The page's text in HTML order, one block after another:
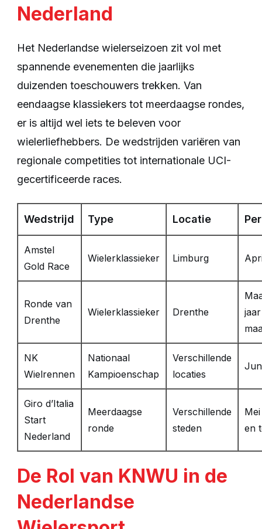
Nederland
Het Nederlandse wielerseizoen zit vol met
spannende evenementen die jaarlijks
duizenden toeschouwers trekken. Van
eendaagse klassiekers tot meerdaagse rondes,
er is altijd wel iets te beleven voor
wielerliefhebbers. De wedstrijden variëren van
regionale competities tot internationale UCI-
gecertificeerde races.
Wedstrijd Type Locatie
Amstel
Gold Race
Wielerklassieker Limburg
Ronde van
Drenthe
Wielerklassieker Drenthe
NK
Wielrennen
Nationaal
Kampioenschap
Verschillende
locaties
Giro d’Italia
Start
Nederland
Meerdaagse
ronde
Verschillende
steden
en
De Rol van KNWU in de
Nederlandse